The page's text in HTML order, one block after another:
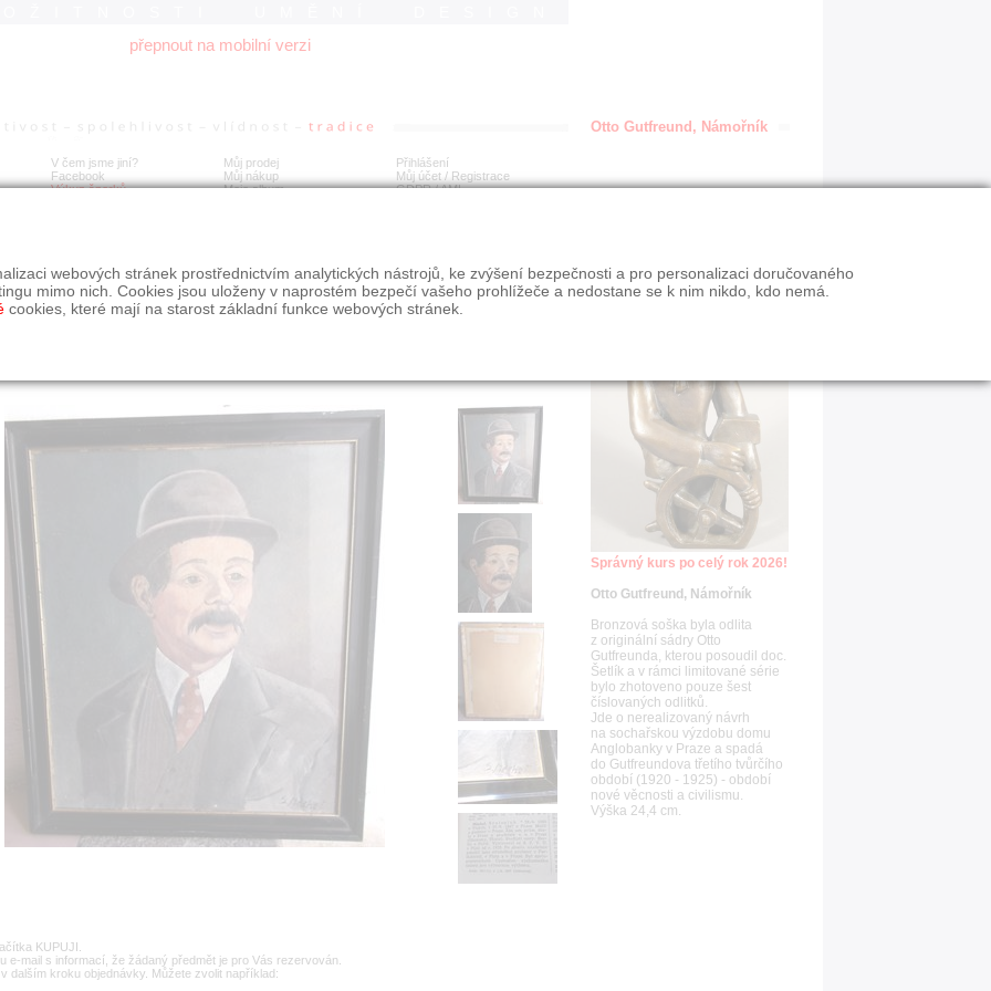
přepnout na mobilní verzi
V čem jsme jiní?
Facebook
Výkup šperků
Můj prodej
Můj nákup
Moje album
Přihlášení
Můj účet / Registrace
GDPR/AML
Burian,Král komiků,akademický malíř Svatopluk Máchal
KUPUJI.
mail s informací, že žádaný předmět je pro Vás rezervován.
dalším kroku objednávky. Můžete zvolit například:
Otto Gutfreund, Námořník
Správný kurs po celý rok 2026!
Otto Gutfreund, Námořník
Bronzová soška byla odlita
z originální sádry Otto
Gutfreunda, kterou posoudil doc.
Šetlík a v rámci limitované série
bylo zhotoveno pouze šest
číslovaných odlitků.
Jde o nerealizovaný návrh
na sochařskou výzdobu domu
Anglobanky v Praze a spadá
do Gutfreundova třetího tvůrčího
období (1920 - 1925) - období
nové věcnosti a civilismu.
Výška 24,4 cm.
webových stránek prostřednictvím analytických nástrojů, ke zvýšení bezpečnosti a pro personalizaci doručovaného
mimo nich. Cookies jsou uloženy v naprostém bezpečí vašeho prohlížeče a nedostane se k nim nikdo, kdo nemá.
cookies, které mají na starost základní funkce webových stránek.